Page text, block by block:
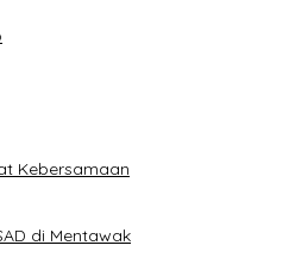
Kebersamaan
di Mentawak